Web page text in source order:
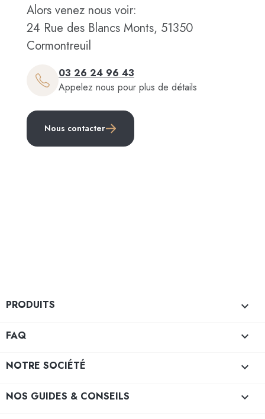
Alors venez nous voir:
24 Rue des Blancs Monts, 51350
Cormontreuil
03 26 24 96 43
Appelez nous pour plus de détails
Nous contacter
PRODUITS 
FAQ 
NOTRE SOCIÉTÉ 
NOS GUIDES & CONSEILS 